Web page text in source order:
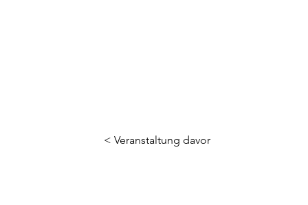
< Veranstaltung davor